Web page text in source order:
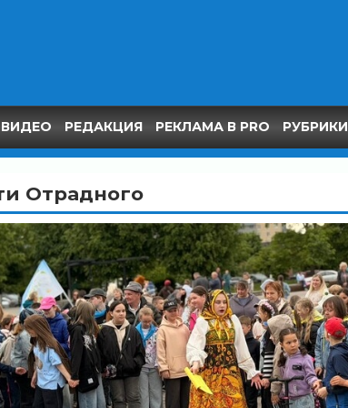
ВИДЕО РЕДАКЦИЯ РЕКЛАМА В PRO РУБРИКИ
Отрадного